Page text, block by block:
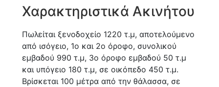
Χαρακτηριστικά Ακινήτου
Πωλείται ξενοδοχείο 1220 τ.μ, αποτελούμενο
από ισόγειο, 1ο και 2ο όροφο, συνολικού
εμβαδού 990 τ.μ, 3ο όροφο εμβαδού 50 τ.μ
και υπόγειο 180 τ.μ, σε οικόπεδο 450 τ.μ.
Βρίσκεται 100 μέτρα από την θάλασσα, σε